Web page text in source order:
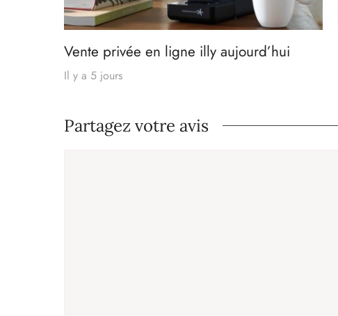
Vente privée en ligne illy aujourd’hui
Il y a 5 jours
Partagez votre avis